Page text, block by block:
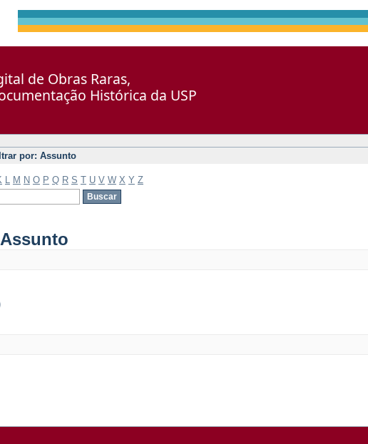
de Obras Raras,
Histórica da USP
por: Assunto
M N O P Q R S T U V W X Y Z